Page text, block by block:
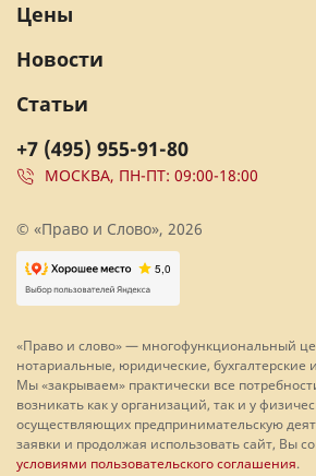
+7 (495) 955-91-80
МОСКВА, ПН-ПТ: 09:00-18:00
Цены
Новости
Статьи
© «Право и Слово», 2026
«Право и слово» — многофункциональный
нотариальные, юридические, бухгалтерские
Мы «закрываем» практически все
возникать как у организаций, так и у
осуществляющих предпринимательскую
заявки и продолжая использовать сайт, Вы
условиями пользовательского соглашения.